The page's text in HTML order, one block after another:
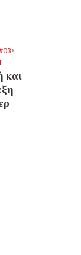
•
και